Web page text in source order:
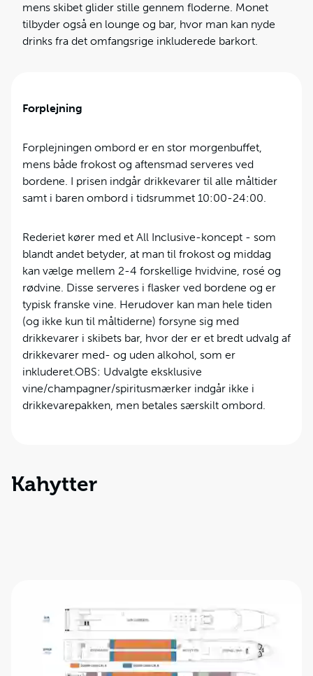
mens skibet glider stille gennem floderne. Monet
tilbyder også en lounge og bar, hvor man kan nyde
drinks fra det omfangsrige inkluderede barkort.
Forplejning
Forplejningen ombord er en stor morgenbuffet,
mens både frokost og aftensmad serveres ved
bordene. I prisen indgår drikkevarer til alle måltider
samt i baren ombord i tidsrummet 10:00-24:00.
Rederiet kører med et All Inclusive-koncept - som
blandt andet betyder, at man til frokost og middag
kan vælge mellem 2-4 forskellige hvidvine, rosé og
rødvine. Disse serveres i flasker ved bordene og er
typisk franske vine. Herudover kan man hele tiden
(og ikke kun til måltiderne) forsyne sig med
drikkevarer i skibets bar, hvor der er et bredt udvalg af
drikkevarer med- og uden alkohol, som er
inkluderet.OBS: Udvalgte eksklusive
vine/champagner/spiritusmærker indgår ikke i
drikkevarepakken, men betales særskilt ombord.
Kahytter